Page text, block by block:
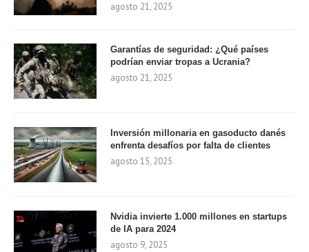
agosto 21, 2025
Garantías de seguridad: ¿Qué países
podrían enviar tropas a Ucrania?
agosto 21, 2025
Inversión millonaria en gasoducto danés
enfrenta desafíos por falta de clientes
agosto 15, 2025
Nvidia invierte 1.000 millones en startups
de IA para 2024
agosto 9, 2025